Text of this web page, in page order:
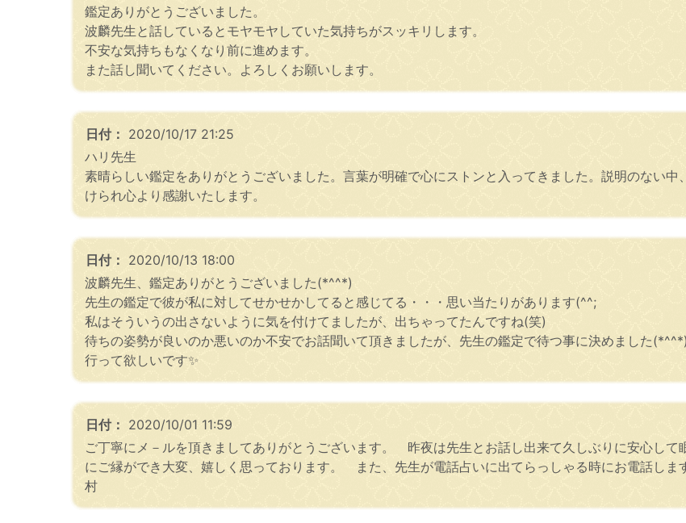
鑑定ありがとうございました。
波麟先生と話しているとモヤモヤしていた気持ちがスッキリします。
不安な気持ちもなくなり前に進めます。
また話し聞いてください。よろしくお願いします。
日付： 2020/10/17 21:25
ハリ先生
素晴らしい鑑定をありがとうございました。言葉が明確で心にストンと入ってきました。説明のない
けられ心より感謝いたします。
日付： 2020/10/13 18:00
波麟先生、鑑定ありがとうございました(*^^*)
先生の鑑定で彼が私に対してせかせかしてると感じてる・・・思い当たりがあります(^^;
私はそういうの出さないように気を付けてましたが、出ちゃってたんですね(笑)
待ちの姿勢が良いのか悪いのか不安でお話聞いて頂きましたが、先生の鑑定で待つ事に決めました
行って欲しいです✨
日付： 2020/10/01 11:59
ご丁寧にメ－ルを頂きましてありがとうございます。 昨夜は先生とお話し出来て久しぶりに安心し
にご縁ができ大変、嬉しく思っております。 また、先生が電話占いに出てらっしゃる時にお電話
村